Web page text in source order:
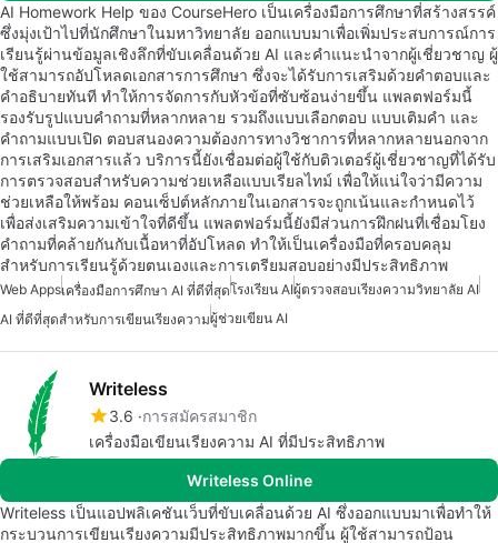
AI Homework Help ของ CourseHero เป็นเครื่องมือการศึกษาที่สร้างสรรค์
ซึ่งมุ่งเป้าไปที่นักศึกษาในมหาวิทยาลัย ออกแบบมาเพื่อเพิ่มประสบการณ์การ
เรียนรู้ผ่านข้อมูลเชิงลึกที่ขับเคลื่อนด้วย AI และคำแนะนำจากผู้เชี่ยวชาญ ผู้
ใช้สามารถอัปโหลดเอกสารการศึกษา ซึ่งจะได้รับการเสริมด้วยคำตอบและ
คำอธิบายทันที ทำให้การจัดการกับหัวข้อที่ซับซ้อนง่ายขึ้น แพลตฟอร์มนี้
รองรับรูปแบบคำถามที่หลากหลาย รวมถึงแบบเลือกตอบ แบบเติมคำ และ
คำถามแบบเปิด ตอบสนองความต้องการทางวิชาการที่หลากหลายนอกจาก
การเสริมเอกสารแล้ว บริการนี้ยังเชื่อมต่อผู้ใช้กับติวเตอร์ผู้เชี่ยวชาญที่ได้รับ
การตรวจสอบสำหรับความช่วยเหลือแบบเรียลไทม์ เพื่อให้แน่ใจว่ามีความ
ช่วยเหลือให้พร้อม คอนเซ็ปต์หลักภายในเอกสารจะถูกเน้นและกำหนดไว้
เพื่อส่งเสริมความเข้าใจที่ดีขึ้น แพลตฟอร์มนี้ยังมีส่วนการฝึกฝนที่เชื่อมโยง
คำถามที่คล้ายกันกับเนื้อหาที่อัปโหลด ทำให้เป็นเครื่องมือที่ครอบคลุม
สำหรับการเรียนรู้ด้วยตนเองและการเตรียมสอบอย่างมีประสิทธิภาพ
Web Appsเครื่องมือการศึกษา AI ที่ดีที่สุดโรงเรียน AIผู้ตรวจสอบเรียงความวิทยาลัย AI
AI ที่ดีที่สุดสำหรับการเขียนเรียงความผู้ช่วยเขียน AI
Writeless
3.6 การสมัครสมาชิก
เครื่องมือเขียนเรียงความ AI ที่มีประสิทธิภาพ
Writeless Online
Writeless เป็นแอปพลิเคชันเว็บที่ขับเคลื่อนด้วย AI ซึ่งออกแบบมาเพื่อทำให้
กระบวนการเขียนเรียงความมีประสิทธิภาพมากขึ้น ผู้ใช้สามารถป้อน